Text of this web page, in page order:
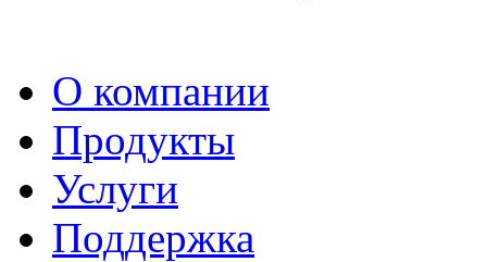
О компании
Продукты
Услуги
Поддержка